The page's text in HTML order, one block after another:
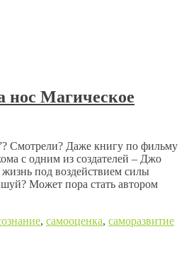
нос Магическое
Смотрели? Даже книгу по фильму
с одним из создателей – Джо
под воздействием силы
Может пора стать автором
, самооценка, саморазвитие